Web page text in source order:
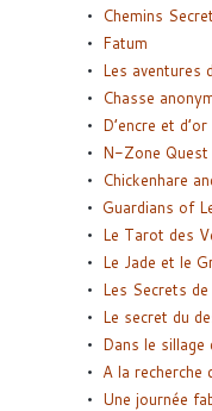
Chemins
Fatum
Les aventures
Chasse
D’encre et d’or
N-Zone Quest
Chickenhare
Guardians of
Le Tarot des
Le Jade et le
Les Secrets de
Le secret du
Dans le sillage
A la recherche
Une journée